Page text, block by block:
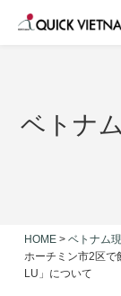
ベトナ
HOME > ベトナム
ホーチミン市2区で
LU」について